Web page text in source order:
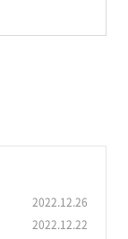
2022.12.26
2022.12.22